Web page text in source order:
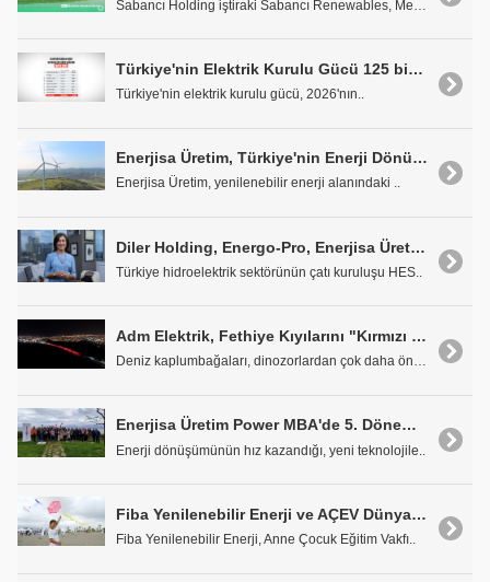
Türkiye'nin Elektrik Kurulu Gücü 125 bin 598 Megavata Çıktı
Türkiye'nin elektrik kurulu gücü, 2026'nın..
Enerjisa Üretim, Türkiye'nin Enerji Dönüşümünü Yenilenebilir Kaynaklarla Hızlandırıyor
Enerjisa Üretim, yenilenebilir enerji alanındaki ..
Diler Holding, Energo-Pro, Enerjisa Üretim ve Margün Enerji HESİAD'a Katıldı
Türkiye hidroelektrik sektörünün çatı kuruluşu HES..
Adm Elektrik, Fethiye Kıyılarını "Kırmızı Işık"la Aydınlatacak
Deniz kaplumbağaları, dinozorlardan çok daha önce ..
Enerjisa Üretim Power MBA'de 5. Dönem Tamamlandı
Enerji dönüşümünün hız kazandığı, yeni teknolojile..
Fiba Yenilenebilir Enerji ve AÇEV Dünya Rüzgar Günü'nü Hatay'da uçurtmalarla kutladı
Fiba Yenilenebilir Enerji, Anne Çocuk Eğitim Vakfı..